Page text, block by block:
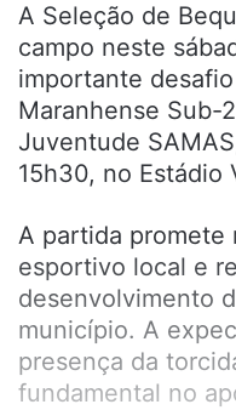
A Seleção de
campo neste
importante
Maranhense Sub-
Juventude
15h30, no Estádio
A partida promete
esportivo local e
desenvolvimento
município. A
presença da
fundamental no